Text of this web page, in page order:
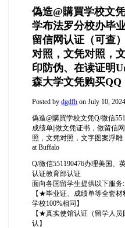
偽造@購買学校文
学布法罗分校办毕
留信网认证（可查
对照，文凭对照，
印防伪、在读证明
森大学文凭购买QQ
Posted bydgdfh on July 10,
偽造@購買学校文凭Q/微信
成绩单||做文凭证书，做留信
照，文凭对照，文字图案浮
at Buffalo
Q/微信551190476办理美国、
认证教育部认证
面向各国留学生提供以下服务:
【★毕业证、成绩单等全套
学校100%相同】
【★真实使馆认证（留学人
认】